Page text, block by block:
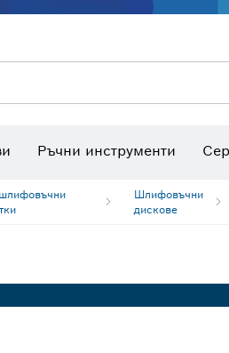
Ръчни инструменти
Шлифовъчни
дискове